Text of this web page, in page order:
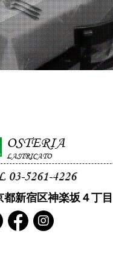
OSTERIA
LASTRICATO
03-5261-4226
都新宿区神楽坂４丁